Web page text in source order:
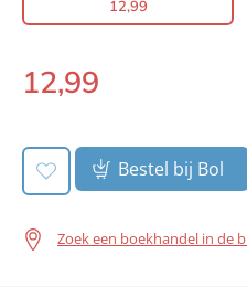
Aantal pagina's:
496
Verschijningsdatum:
12,99
E-
12,99
Bestel bij Bol
Zoek een boekhandel in de